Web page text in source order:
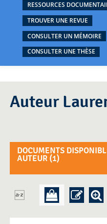
RESSOURCES
TROUVER UNE REVUE
CONSULTER UN MÉMOIRE
CONSULTER UNE THÈSE
Auteur
DOCUMENTS
AUTEUR (1)